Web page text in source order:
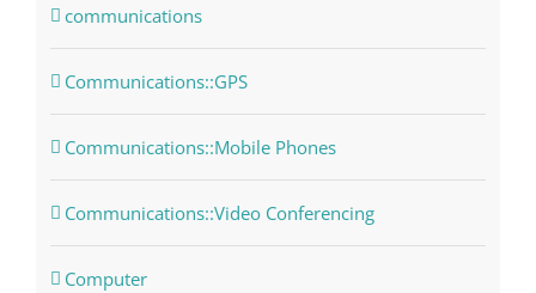
communications
Communications::GPS
Communications::Mobile Phones
Communications::Video Conferencing
Computer